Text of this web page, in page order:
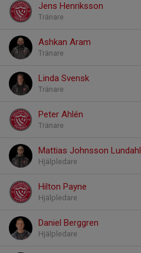
Jens Henriksson
Tränare
Ashkan Aram
Tränare
Linda Svensk
Tränare
Peter Ahlén
Tränare
Mattias Johnsson Lundahl
Hjälpledare
Hilton Payne
Hjälpledare
Daniel Berggren
Hjälpledare